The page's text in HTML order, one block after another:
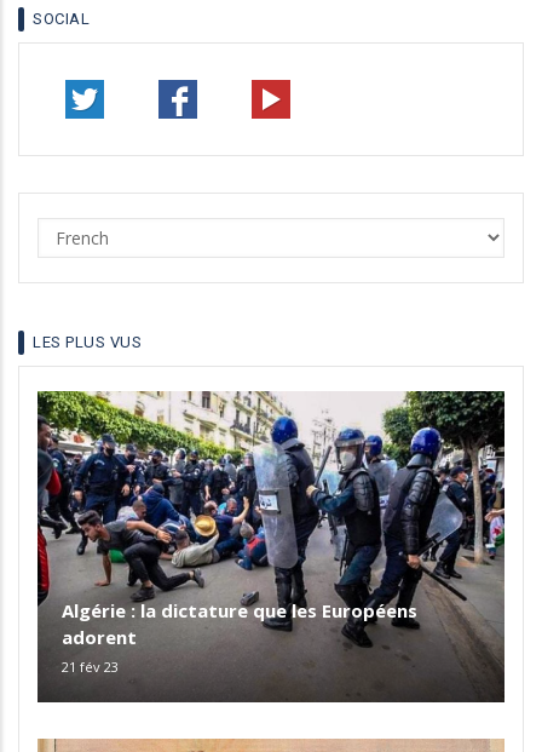
SOCIAL
Select
your
language
LES PLUS VUS
Algérie : la dictature que les Européens
adorent
21 fév 23